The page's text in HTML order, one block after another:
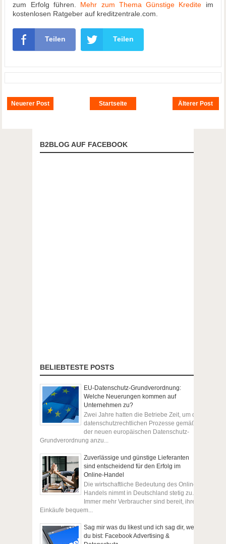
zum Erfolg führen. Mehr zum Thema Günstige Kredite im
kostenlosen Ratgeber auf kreditzentrale.com.
Teilen Teilen
Neuerer Post Älterer Post
Startseite
B2BLOG AUF FACEBOOK
BELIEBTESTE POSTS
EU-Datenschutz-Grundverordnung:
Welche Neuerungen kommen auf
Unternehmen zu?
Zwei Jahre hatten die Betriebe Zeit, um die
datenschutzrechtlichen Prozesse gemäß
der neuen europäischen Datenschutz-
Grundverordnung anzu...
Zuverlässige und günstige Lieferanten
sind entscheidend für den Erfolg im
Online-Handel
Die wirtschaftliche Bedeutung des Online-
Handels nimmt in Deutschland stetig zu.
Immer mehr Verbraucher sind bereit, ihre
Einkäufe bequem...
Sag mir was du likest und ich sag dir, wer
du bist: Facebook Advertising &